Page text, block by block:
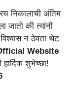
निकालाची अंतिम
जातो की त्यांनी
न ठेवता थेट
Website
हार्दिक शुभेच्छा!